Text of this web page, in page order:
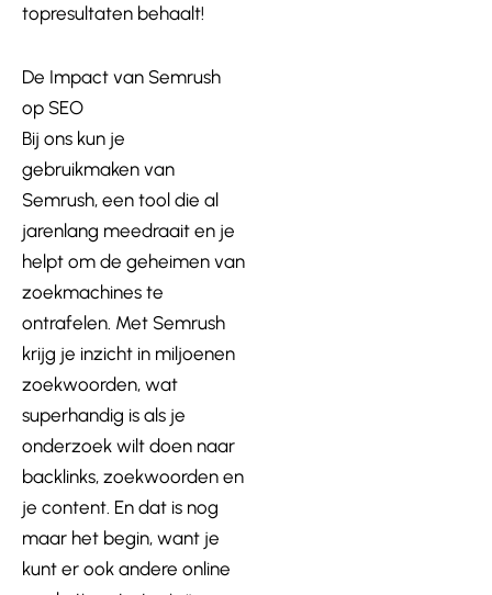
topresultaten behaalt!
De Impact van Semrush
op SEO
Bij ons kun je
gebruikmaken van
Semrush, een tool die al
jarenlang meedraait en je
helpt om de geheimen van
zoekmachines te
ontrafelen. Met Semrush
krijg je inzicht in miljoenen
zoekwoorden, wat
superhandig is als je
onderzoek wilt doen naar
backlinks, zoekwoorden en
je content. En dat is nog
maar het begin, want je
kunt er ook andere online